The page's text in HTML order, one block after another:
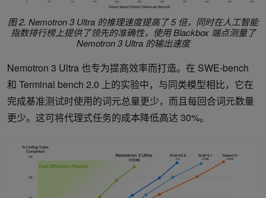
图 2. Nemotron 3 Ultra 的推理速度提高了 5 倍，同时在人工智能
指数排行榜上提供了领先的准确性，使用 Blackbox 端点测量了
Nemotron 3 Ultra 的输出速度
Nemotron 3 Ultra 也专为提高效率而打造。在 SWE-bench
和 Terminal bench 2.0 上的实验中，与同类模型相比，它在
完成基准测试时使用的词元总量更少，而且每回合词元数量
更少。这可将代理式任务的成本降低高达 30%。